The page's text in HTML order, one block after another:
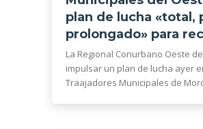
plan de lucha «total,
prolongado» para
La Regional Conurbano Oeste
impulsar un plan de lucha ayer
Traajadores Municipales de